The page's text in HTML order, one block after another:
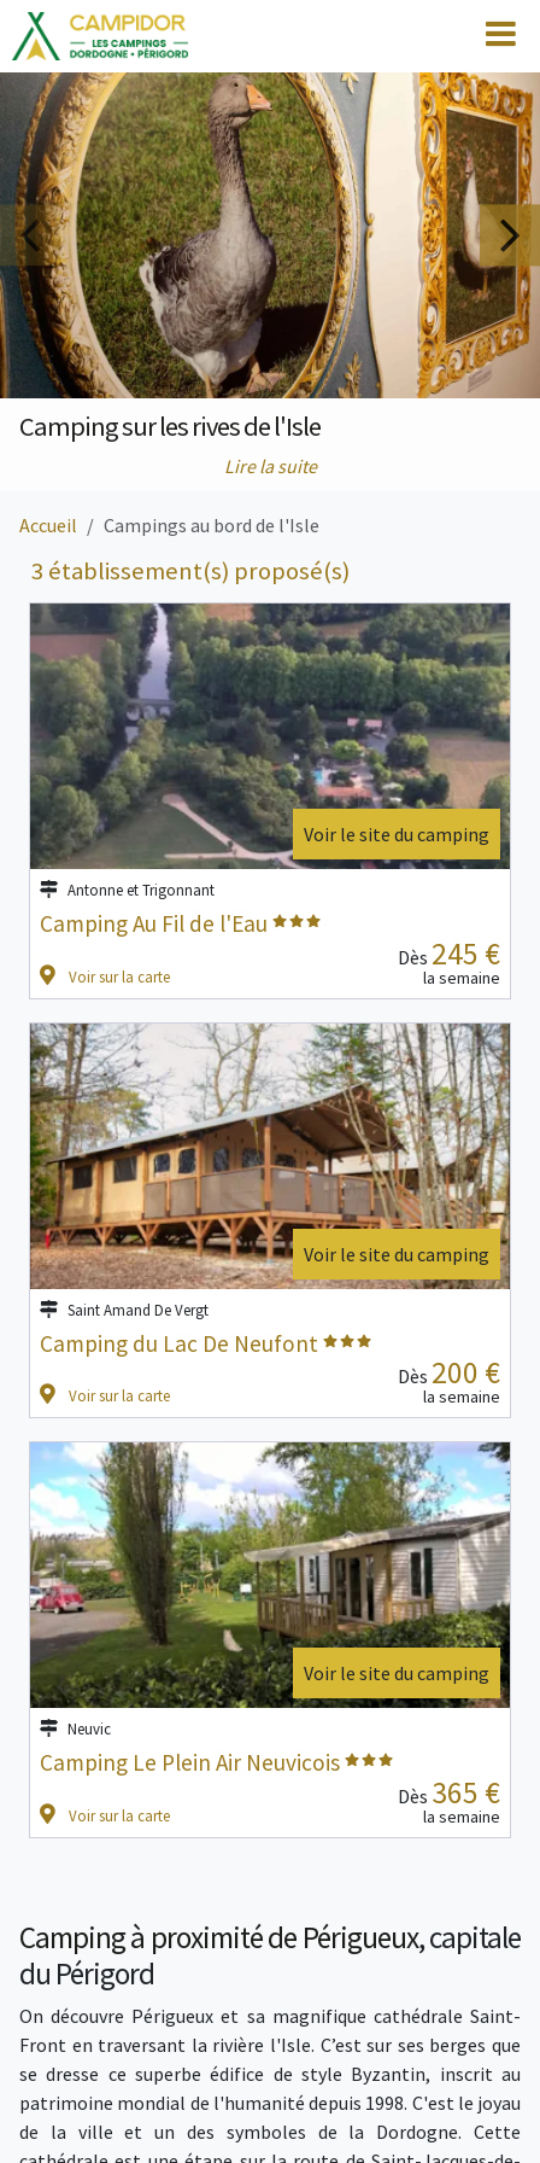
Camping sur les rives de l'Isle
Lire la suite
Accueil Campings au bord de l'Isle
3 établissement(s) proposé(s)
Voir le site du camping
Antonne et Trigonnant
Camping Au Fil de l'Eau
Voir sur la carte
Dès 245 €
la semaine
Voir le site du camping
Saint Amand De Vergt
Camping du Lac De Neufont
Voir sur la carte
Dès 200 €
la semaine
Voir le site du camping
Neuvic
Camping Le Plein Air Neuvicois
Voir sur la carte
Dès 365 €
la semaine
Camping à proximité de Périgueux, capitale
du Périgord
On découvre Périgueux et sa magnifique cathédrale Saint-
Front en traversant la rivière l'Isle. C’est sur ses berges que
se dresse ce superbe édifice de style Byzantin, inscrit au
patrimoine mondial de l'humanité depuis 1998. C'est le joyau
de la ville et un des symboles de la Dordogne. Cette